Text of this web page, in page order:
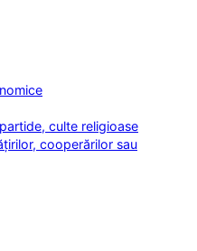
culte religioase
cooperărilor sau